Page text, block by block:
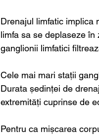
Drenajul limfatic implica
limfa sa se deplaseze
ganglionii limfatici
Cele mai mari stații
Durata ședinței de
extremități cuprinse de
Pentru ca mișcarea